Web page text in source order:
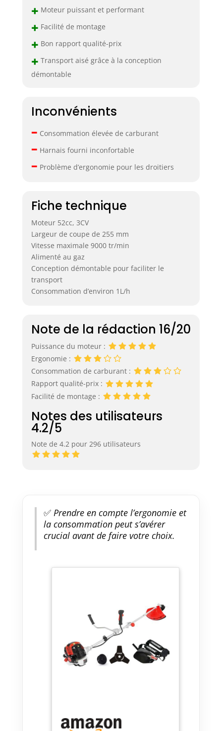
+ Moteur puissant et performant
+ Facilité de montage
+ Bon rapport qualité-prix
+ Transport aisé grâce à la conception
démontable
Inconvénients
– Consommation élevée de carburant
– Harnais fourni inconfortable
– Problème d’ergonomie pour les droitiers
Fiche technique
Moteur 52cc, 3CV
Largeur de coupe de 255 mm
Vitesse maximale 9000 tr/min
Alimenté au gaz
Conception démontable pour faciliter le
transport
Consommation d’environ 1L/h
Note de la rédaction 16/20
Puissance du moteur :
Ergonomie :
Consommation de carburant :
Rapport qualité-prix :
Facilité de montage :
Notes des utilisateurs
4.2/5
Note de 4.2 pour 296 utilisateurs
✅Prendre en compte l’ergonomie et
la consommation peut s’avérer
crucial avant de faire votre choix.